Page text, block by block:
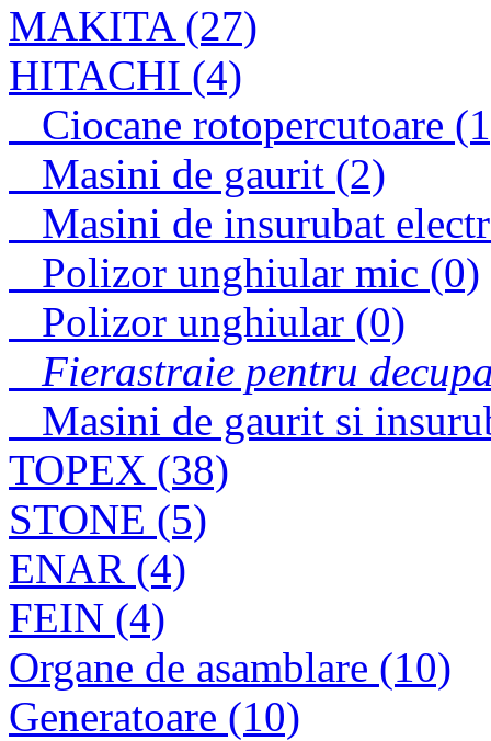
MAKITA (27)
HITACHI (4)
Ciocane rotopercutoare
Masini de gaurit (2)
Masini de insurubat
Polizor unghiular mic (0)
Polizor unghiular (0)
Fierastraie pentru
Masini de gaurit si
TOPEX (38)
STONE (5)
ENAR (4)
FEIN (4)
Organe de asamblare (10)
Generatoare (10)